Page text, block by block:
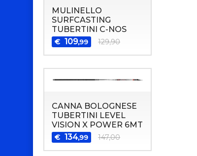
MULINELLO
SURFCASTING
TUBERTINI C-NOS
€ 109,99 129,90
CANNA BOLOGNESE
TUBERTINI LEVEL
VISION X POWER 6MT
€ 134,99 147,00